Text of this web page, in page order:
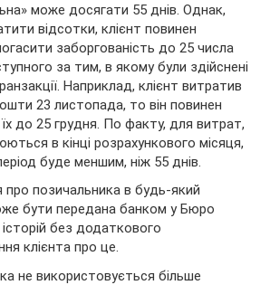
може досягати 55 днів. Однак,
відсотки, клієнт повинен
заборгованість до 25 числа
за тим, в якому були здійснені
Наприклад, клієнт витратив
23 листопада, то він повинен
до 25 грудня. По факту, для витрат,
в кінці розрахункового місяця,
буде меншим, ніж 55 днів.
про позичальника в будь-який
бути передана банком у Бюро
без додаткового
клієнта про це.
не використовується більше